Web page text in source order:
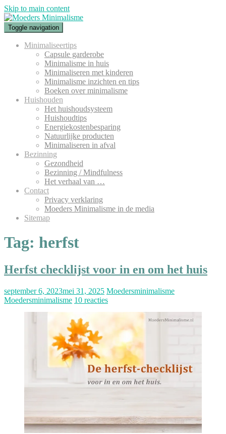
Skip to main content
Toggle navigation
Minimaliseertips
Capsule garderobe
Minimalisme in huis
Minimaliseren met kinderen
Minimalisme inzichten en tips
Boeken over minimalisme
Huishouden
Het huishoudsysteem
Huishoudtips
Energiekostenbesparing
Natuurlijke producten
Minimaliseren in afval
Bezinning
Gezondheid
Bezinning / Mindfulness
Het verhaal van …
Contact
Privacy verklaring
Moeders Minimalisme in de media
Sitemap
Tag: herfst
Herfst checklijst voor in en om het huis
september 6, 2023mei 31, 2025 Moedersminimalisme
Moedersminimalisme 10 reacties